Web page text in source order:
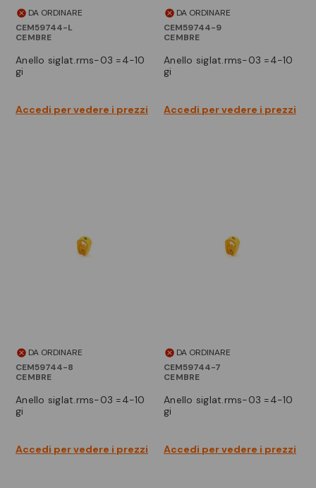
DA ORDINARE
CEM59744-L
CEMBRE
anello siglat.rms-03 =4-10
gi
Accedi per vedere i prezzi
DA ORDINARE
CEM59744-9
CEMBRE
anello siglat.rms-03 =4-10
gi
Accedi per vedere i prezzi
DA ORDINARE
CEM59744-8
CEMBRE
anello siglat.rms-03 =4-10
gi
Accedi per vedere i prezzi
DA ORDINARE
CEM59744-7
CEMBRE
anello siglat.rms-03 =4-10
gi
Accedi per vedere i prezzi